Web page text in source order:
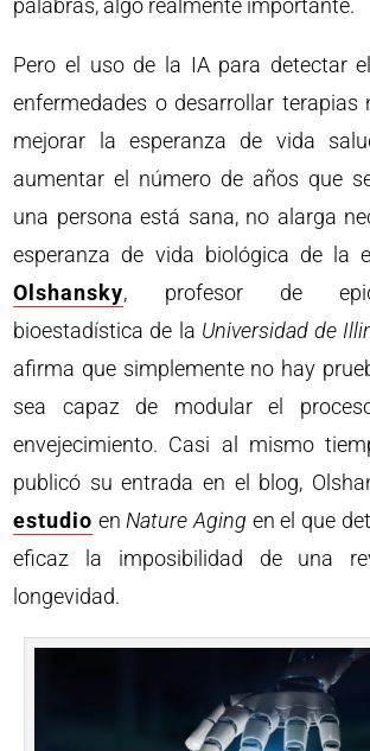
palabras, algo realmente importante.
Pero el uso de la IA para detectar
enfermedades o desarrollar terapias
mejorar la esperanza de vida
aumentar el número de años que
una persona está sana, no alarga
esperanza de vida biológica de la
Olshansky, profesor de
bioestadística de la Universidad de
afirma que simplemente no hay
sea capaz de modular el
envejecimiento. Casi al mismo
publicó su entrada en el blog,
estudio enNature Aging en el que
eficaz la imposibilidad de una
longevidad.